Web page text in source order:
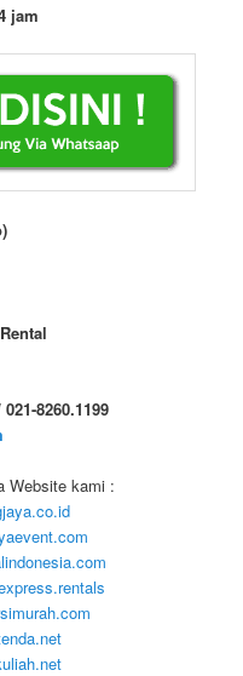
jam
8260.1199
Website kami :